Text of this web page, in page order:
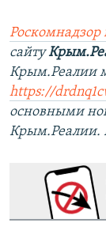
Роскомнадзор
сайту
Крым.Реалии
https://
основными
Крым.Реалии.